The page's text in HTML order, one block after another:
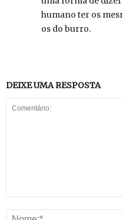
humano ter os
os do burro.
DEIXE UMA RESPOSTA